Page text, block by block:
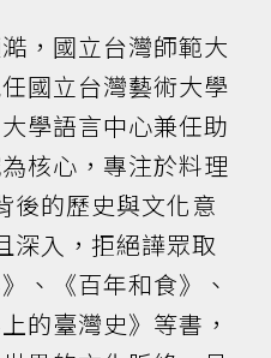
，國立台灣師範大
國立台灣藝術大學
學語言中心兼任助
核心，專注於料理
後的歷史與文化意
深入，拒絕譁眾取
、《百年和食》、
的臺灣史》等書，